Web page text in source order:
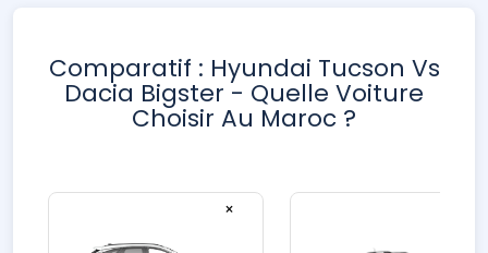
Comparatif : Hyundai Tucson Vs
Dacia Bigster - Quelle Voiture
Choisir Au Maroc ?
×